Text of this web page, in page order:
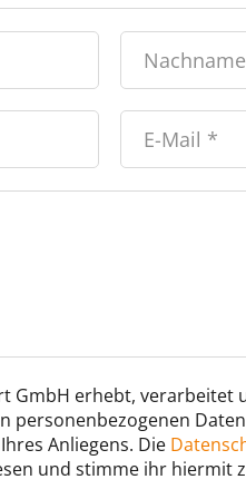
GmbH erhebt, verarbeitet
personenbezogenen
Anliegens. Die
und stimme ihr hiermit